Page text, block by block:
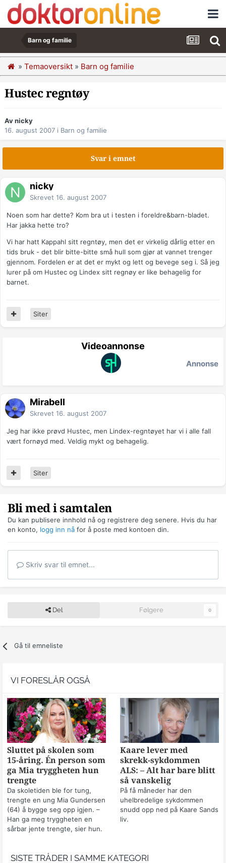
Barn og familie
» Temaoversikt » Barn og familie
Hustec regntøy
Av nicky
16. august 2007 i Barn og familie
Svar i emnet
nicky
Skrevet 16. august 2007
Noen som har dette? Kom bra ut i testen i foreldre&barn-bladet.
Har jakka hette tro?
Vi har hatt Kappahl sitt regntøy, men det er virkelig dårlig etter en
tids bruk - det blir bitte-bitte små hull som gjør at vannet trenger
gjennom. Fordelen er at det er mykt og lett og bevege seg i. Så jeg
lurer på om Hustec og Lindex sitt regnøy er like behagelig for
barnet.
Siter
Videoannonse
Annonse
Mirabell
Skrevet 16. august 2007
Jeg har ikke prøvd Hustec, men Lindex-regntøyet har vi i alle fall
vært fornøyd med. Veldig mykt og behagelig.
Siter
Bli med i samtalen
Du kan publisere innhold nå og registrere deg senere. Hvis du har
en konto, logg inn nå for å poste med kontoen din.
Skriv svar til emnet...
Del Følgere 0
Gå til emneliste
VI FORESLÅR OGSÅ
Sluttet på skolen som
15-åring. Én person som
ga Mia tryggheten hun
trengte
Da skoletiden ble for tung,
trengte en ung Mia Gundersen
(64) å bygge seg opp igjen. –
Han ga meg tryggheten en
sårbar jente trengte, sier hun.
Kaare lever med
skrekk-sykdommen
ALS: – Alt har bare blitt
så vanskelig
På få måneder har den
uhelbredelige sykdommen
snudd opp ned på Kaare Sands
liv.
SISTE TRÅDER I SAMME KATEGORI